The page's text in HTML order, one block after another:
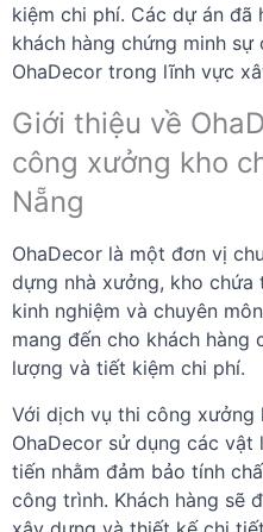
kiệm chi phí. Các dự án đã
khách hàng chứng minh
OhaDecor trong lĩnh vực
Giới thiệu về
công xưởng kho
Nẵng
OhaDecor là một đơn vị
dựng nhà xưởng, kho chứa
kinh nghiệm và chuyên
mang đến cho khách hàng
lượng và tiết kiệm chi phí.
Với dịch vụ thi công xưởng
OhaDecor sử dụng các
tiến nhằm đảm bảo tính
công trình. Khách hàng sẽ